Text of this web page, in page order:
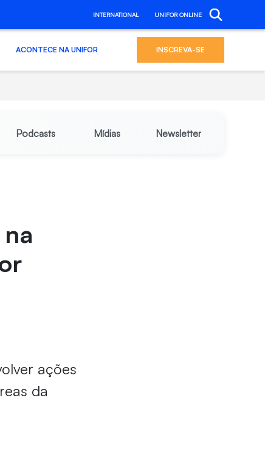
INTERNATIONAL UNIFOR ONLINE
ACONTECE NA UNIFOR INSCREVA-SE
Podcasts Mídias Newsletter
ações
da